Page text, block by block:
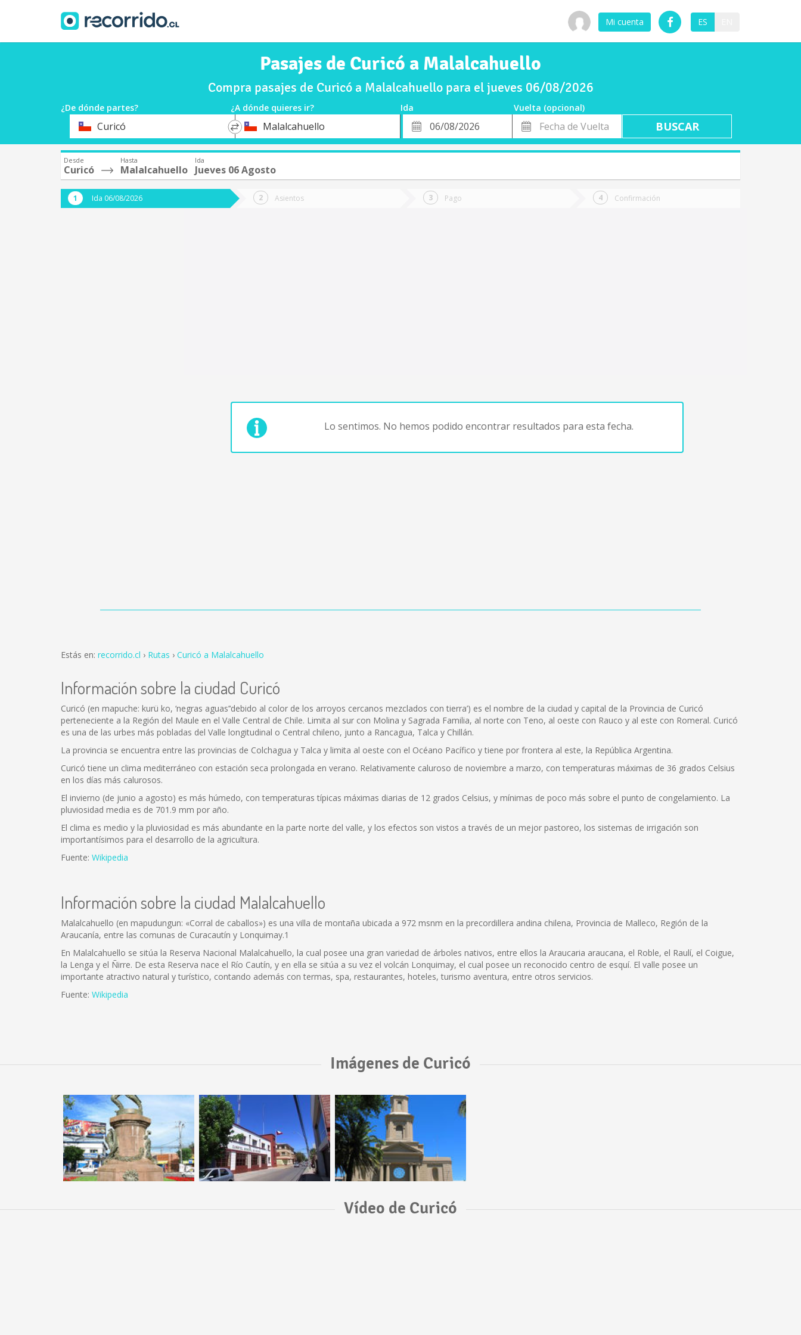
Mi cuenta ES
Pasajes de Curicó a Malalcahuello
Compra pasajes de Curicó a Malalcahuello para el jueves 06/08/2026
¿De dónde partes? ¿A dónde quieres ir? Ida
Vuelta (opcional)
OrigenCuricó
*
DestinoMalalcahuello
Fecha
de
Fecha
de
Vuelta
Desde
Curicó
Hasta
Malalcahuello
Ida
Jueves 06 Agosto
Ida 06/08/2026 Asientos Pago Confirmación
Lo sentimos. No hemos podido encontrar resultados para esta fecha.
Estás en: recorrido.cl Rutas Curicó a Malalcahuello
Información sobre la ciudad Curicó
Curicó (en mapuche: kurü ko, ‘negras aguas’‘debido al color de los arroyos cercanos mezclados con tierra’) es el nombre de la ciudad y capital de la Provincia de Curicó
perteneciente a la Región del Maule en el Valle Central de Chile. Limita al sur con Molina y Sagrada Familia, al norte con Teno, al oeste con Rauco y al este con Romeral. Curicó
es una de las urbes más pobladas del Valle longitudinal o Central chileno, junto a Rancagua, Talca y Chillán.
La provincia se encuentra entre las provincias de Colchagua y Talca y limita al oeste con el Océano Pacífico y tiene por frontera al este, la República Argentina.
Curicó tiene un clima mediterráneo con estación seca prolongada en verano. Relativamente caluroso de noviembre a marzo, con temperaturas máximas de 36 grados Celsius
en los días más calurosos.
El invierno (de junio a agosto) es más húmedo, con temperaturas típicas máximas diarias de 12 grados Celsius, y mínimas de poco más sobre el punto de congelamiento. La
pluviosidad media es de 701.9 mm por año.
El clima es medio y la pluviosidad es más abundante en la parte norte del valle, y los efectos son vistos a través de un mejor pastoreo, los sistemas de irrigación son
importantísimos para el desarrollo de la agricultura.
Fuente: Wikipedia
Información sobre la ciudad Malalcahuello
Malalcahuello (en mapudungun: «Corral de caballos») es una villa de montaña ubicada a 972 msnm en la precordillera andina chilena, Provincia de Malleco, Región de la
Araucanía, entre las comunas de Curacautín y Lonquimay.1
En Malalcahuello se sitúa la Reserva Nacional Malalcahuello, la cual posee una gran variedad de árboles nativos, entre ellos la Araucaria araucana, el Roble, el Raulí, el Coigue,
la Lenga y el Ñirre. De esta Reserva nace el Río Cautín, y en ella se sitúa a su vez el volcán Lonquimay, el cual posee un reconocido centro de esquí. El valle posee un
importante atractivo natural y turístico, contando además con termas, spa, restaurantes, hoteles, turismo aventura, entre otros servicios.
Fuente: Wikipedia
Imágenes de Curicó
Vídeo de Curicó